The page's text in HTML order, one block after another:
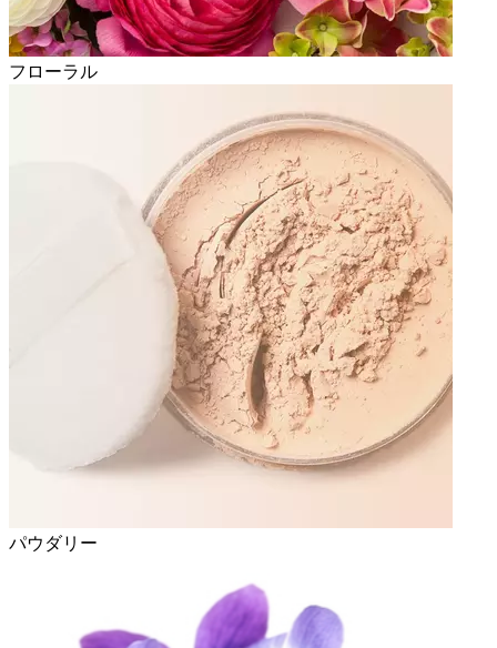
フローラル
パウダリー